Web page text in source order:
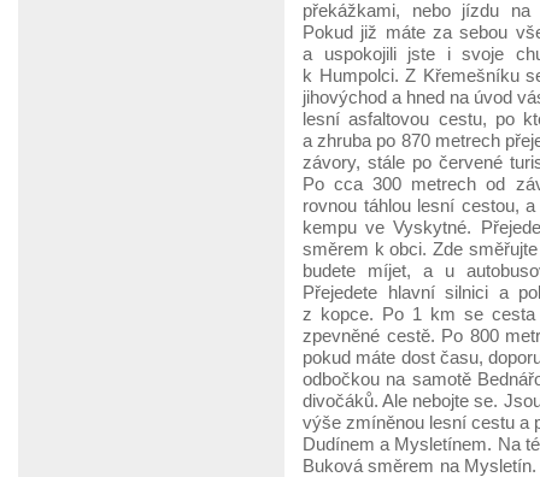
překážkami, nebo jízdu na
Pokud již máte za sebou
a uspokojili jste i svoje
k Humpolci. Z Křemešníku
jihovýchod a hned na úvod
lesní asfaltovou cestu, po
a zhruba po 870 metrech
závory, stále po červené
Po cca 300 metrech od
rovnou táhlou lesní cestou,
kempu ve Vyskytné.
směrem k obci. Zde
budete míjet, a u
Přejedete hlavní silnici a
z kopce. Po 1 km se cesta
zpevněné cestě. Po 800
pokud máte dost času,
odbočkou na samotě
divočáků. Ale nebojte se.
výše zmíněnou lesní cestu a
Dudínem a Mysletínem. Na
Buková směrem na